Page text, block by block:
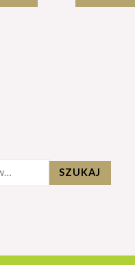
SZUKAJ